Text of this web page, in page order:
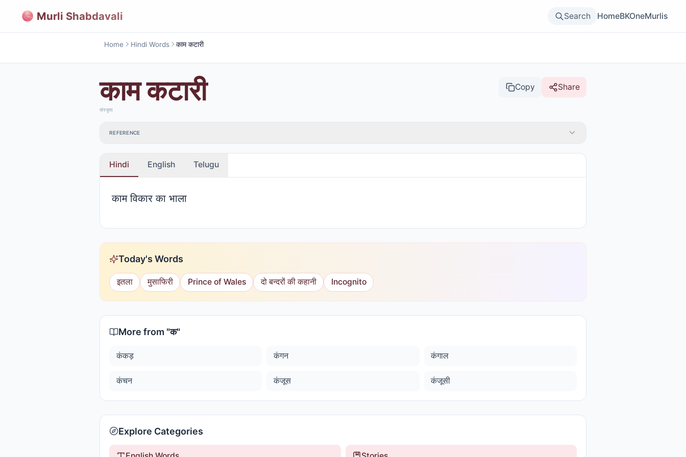
Murli Shabdavali Search HomeBKOneMurlis
Home Hindi Words काम कटारी
काम कटारी Copy Share
संस्कृत
REFERENCE
Hindi English Telugu
काम विकार का भाला
Today's Words
इतला मुसाफिरी Prince of Wales दो बन्दरों की कहानी Incognito
More from "क"
कंकड़ कंगन कंगाल
कंचन कंजूस कंजूसी
Explore Categories